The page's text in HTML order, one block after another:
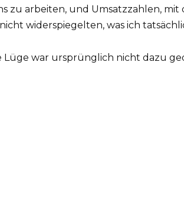
zu arbeiten, und Umsatzzahlen, mit
widerspiegelten, was ich
Lüge war ursprünglich nicht dazu